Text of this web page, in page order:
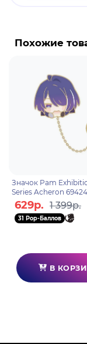
Rail". Вельт,
экспресса" и
Землю от
название
Похожие
Значок Pam
Series Acheron
629р. 1 399р.
31 Pop-Баллов
В